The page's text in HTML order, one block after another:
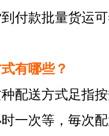
付款批量货运
有哪些？
配送方式足指
一次等，毎次